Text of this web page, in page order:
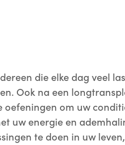
die elke dag veel
Ook na een
om uw
uw energie en
te doen in uw